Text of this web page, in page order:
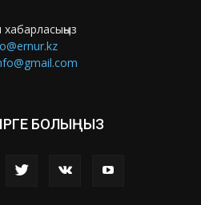
хабарласыңыз
БОЛЫҢЫЗ